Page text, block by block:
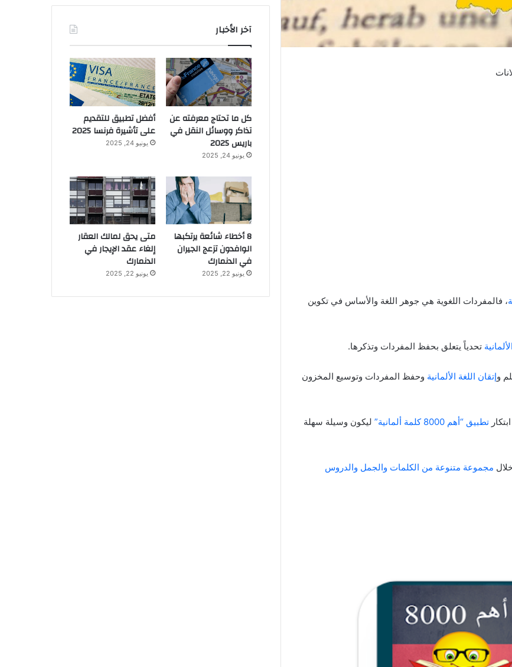
، فالمفردات اللغوية هي جوهر اللغة والأساس في تكوين
تحدياً يتعلق بحفظ المفردات وتذكرها.
وإتقان اللغة الألمانية وحفظ المفردات وتوسيع المخزون
تطبيق “أهم 8000 كلمة ألمانية”
ليكون وسيلة سهلة
مجموعة متنوعة من الكلمات والجمل والدروس
آخر الأخبار
كل ما تحتاج معرفته عن
تذاكر ووسائل النقل في
باريس 2025
يونيو 24, 2025
أفضل تطبيق للتقديم
على تأشيرة فرنسا 2025
يونيو 24, 2025
8 أخطاء شائعة يرتكبها
الوافدون تزعج الجيران
في الدنمارك
يونيو 22, 2025
متى يحق لمالك العقار
إلغاء عقد الإيجار في
الدنمارك
يونيو 22, 2025